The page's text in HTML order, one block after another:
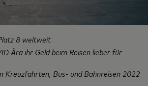
8 weltweit
Ära ihr Geld beim Reisen lieber für
Kreuzfahrten, Bus- und Bahnreisen 2022